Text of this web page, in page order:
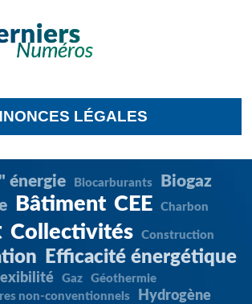
LÉGALES
énergie Biocarburants
Biogaz
Bâtiment CEE Charbon
Collectivités Construction
Efficacité énergétique
Gaz
Géothermie
non-conventionnels
Hydrogène